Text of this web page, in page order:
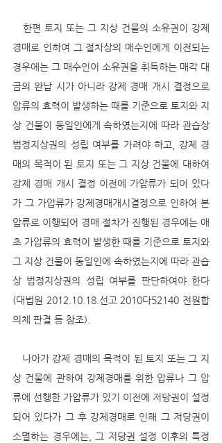
경매로 인하여 그 절차상의 매수인에게 이전되는
경우에는 그 매수인이 소유권을 취득하는 매각 대
금의 완납 시가 아니라 강제 경매 개시 결정으로
압류의 효력이 발생하는 때를 기준으로 토지와 지
상 건물이 동일인에게 속하였는지에 따라 관습상
법정지상권의 성립 여부를 가려야 하고, 강제 경
매의 목적이 된 토지 또는 그 지상 건물에 대하여
강제 경매 개시 결정 이전에 가압류가 되어 있다
가 그 가압류가 강제경매개시결정으로 인하여 본
압류로 이행되어 경매 절차가 진행된 경우에는 애
초 가압류의 효력이 발생한 때를 기준으로 토지와
그 지상 건물이 동일인에 속하였는지에 따라 관습
상 법정지상권의 성립 여부를 판단하여야 한다
(대법원 2012.10.18.선고 2010다52140 전원합
의체 판결 등 참조).
상 건물에 관하여 강제경매를 위한 압류나 그 압
류에 선행한 가압류가 있기 이전에 저당권이 설정
되어 있다가 그 후 강제경매로 인해 그 저당권이
소멸하는 경우에는, 그 저당권 설정 이후의 특정